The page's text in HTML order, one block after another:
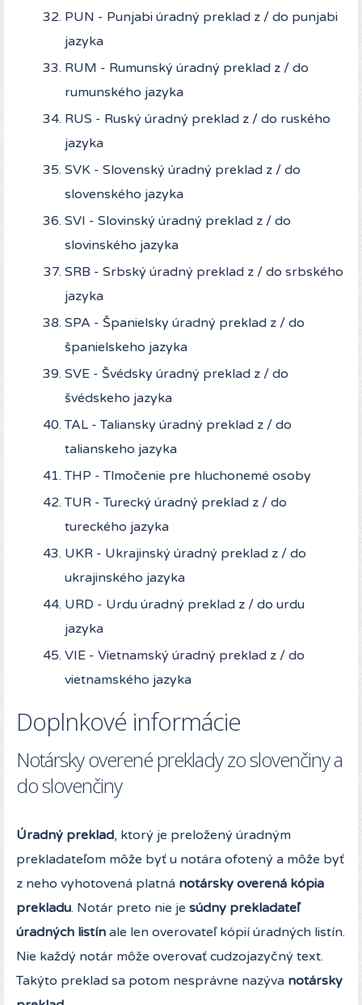
PUN - Punjabi úradný preklad z / do punjabi
jazyka
RUM - Rumunský úradný preklad z / do
rumunského jazyka
RUS - Ruský úradný preklad z / do ruského
jazyka
SVK - Slovenský úradný preklad z / do
slovenského jazyka
SVI - Slovinský úradný preklad z / do
slovinského jazyka
SRB - Srbský úradný preklad z / do srbského
jazyka
SPA - Španielsky úradný preklad z / do
španielskeho jazyka
SVE - Švédsky úradný preklad z / do
švédskeho jazyka
TAL - Taliansky úradný preklad z / do
talianskeho jazyka
THP - Tlmočenie pre hluchonemé osoby
TUR - Turecký úradný preklad z / do
tureckého jazyka
UKR - Ukrajinský úradný preklad z / do
ukrajinského jazyka
URD - Urdu úradný preklad z / do urdu
jazyka
VIE - Vietnamský úradný preklad z / do
vietnamského jazyka
Doplnkové informácie
Notársky overené preklady zo slovenčiny a
do slovenčiny
Úradný preklad, ktorý je preložený úradným
prekladateľom môže byť u notára ofotený a môže byť
z neho vyhotovená platná notársky overená kópia
prekladu. Notár preto nie je súdny prekladateľ
úradných listín ale len overovateľ kópií úradných listín.
Nie každý notár môže overovať cudzojazyčný text.
Takýto preklad sa potom nesprávne nazýva notársky